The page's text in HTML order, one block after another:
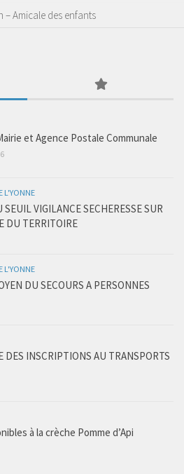
– Amicale des enfants
et Agence Postale Communale
L'YONNE
SEUIL VIGILANCE SECHERESSE SUR
DU TERRITOIRE
L'YONNE
DU SECOURS A PERSONNES
DES INSCRIPTIONS AU TRANSPORTS
à la crèche Pomme d’Api